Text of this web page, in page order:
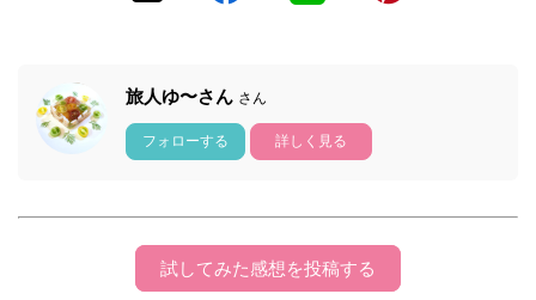
旅人ゆ〜さん さん
フォローする 詳しく見る
試してみた感想を投稿する